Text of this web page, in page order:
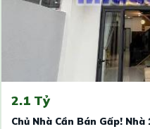
2.1 Tỷ
Chủ Nhà Cần Bán Gấp! Nhà